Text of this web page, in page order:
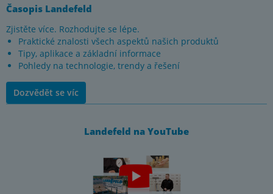
Časopis Landefeld
Zjistěte více. Rozhodujte se lépe.
Praktické znalosti všech aspektů našich produktů
Tipy, aplikace a základní informace
Pohledy na technologie, trendy a řešení
Dozvědět se víc
Landefeld na YouTube